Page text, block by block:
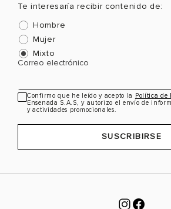
Te interesaría recibir contenido de:
Hombre
Mujer
Mixto
Correo electrónico
Confirmo que he leído y acepto la Política de
Ensenada S.A.S, y autorizo el envío de
y actividades promocionales.
SUSCRIBIRSE